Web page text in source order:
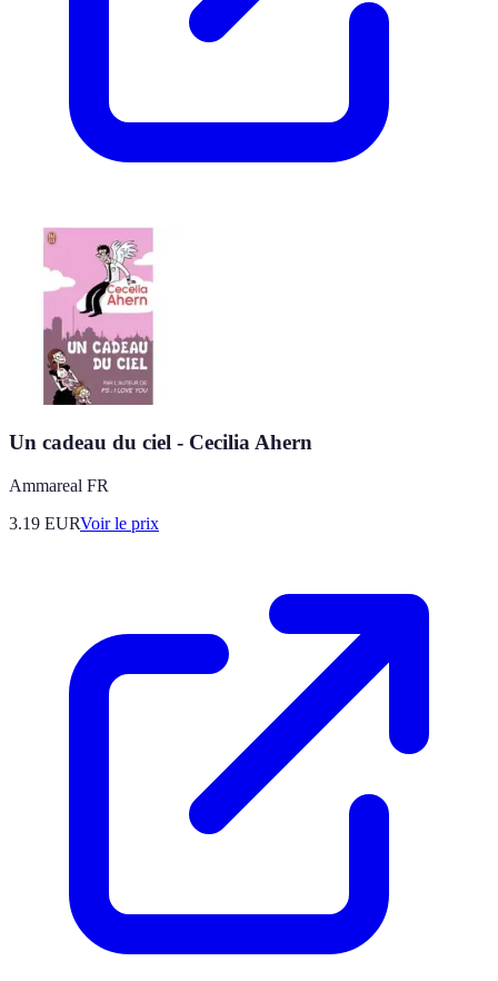
Un cadeau du ciel - Cecilia Ahern
Ammareal FR
3.19 EURVoir le prix